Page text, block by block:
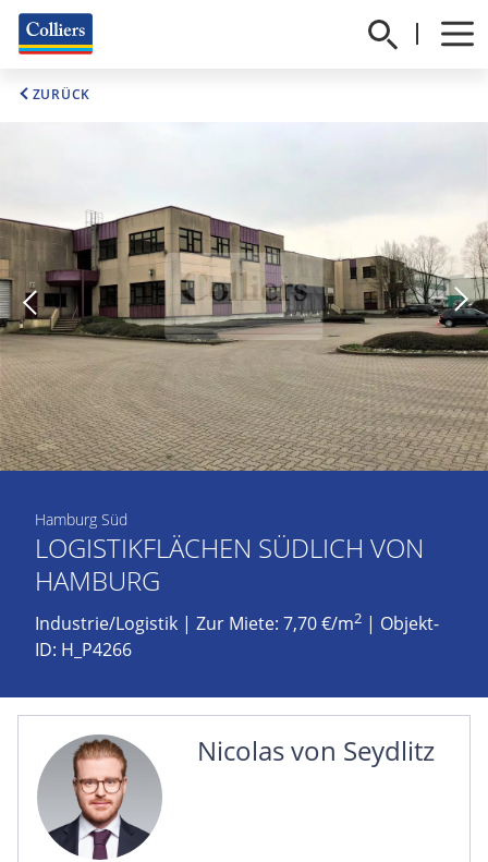
ZURÜCK
Hamburg Süd
LOGISTIKFLÄCHEN SÜDLICH VON
HAMBURG
Industrie/Logistik | Zur Miete: 7,70 €/m2 | Objekt-
ID: H_P4266
Nicolas von Seydlitz